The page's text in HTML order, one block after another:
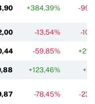
+384,39% -
-13,54% -
-59,85%
+123,46%
-78,45% -